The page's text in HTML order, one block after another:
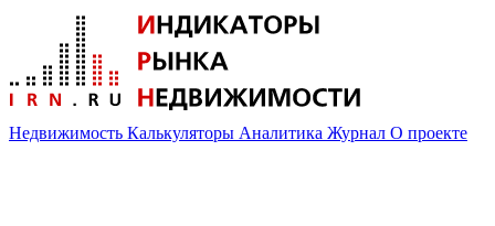
Недвижимость Калькуляторы Аналитика Журнал О проекте